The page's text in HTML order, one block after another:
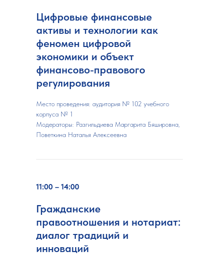
Цифровые финансовые
активы и технологии как
феномен цифровой
экономики и объект
финансово-правового
регулирования
Место проведения: аудитория № 102 учебного
корпуса № 1
Модераторы: Разгильдиева Маргарита Бяшировна,
Поветкина Наталья Алексеевна
11:00 – 14:00
Гражданские
правоотношения и нотариат:
диалог традиций и
инноваций